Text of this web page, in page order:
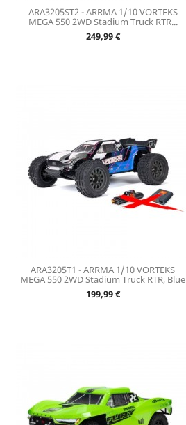
ARA3205ST2 - ARRMA 1/10 VORTEKS
MEGA 550 2WD Stadium Truck RTR...
Prix
249,99 €
ARA3205T1 - ARRMA 1/10 VORTEKS
MEGA 550 2WD Stadium Truck RTR, Blue
Prix
199,99 €